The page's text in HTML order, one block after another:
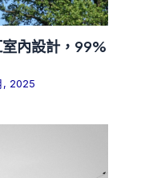
內設計，99%
, 2025